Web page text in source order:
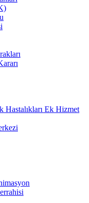
Hastalıkları Ek Hizmet